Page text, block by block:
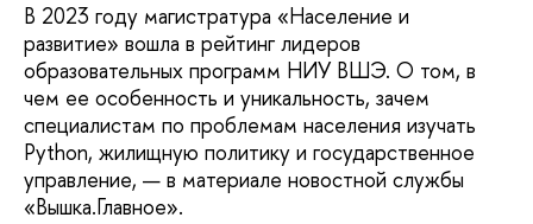
В 2023 году магистратура «Население и
развитие» вошла в рейтинг лидеров
образовательных программ НИУ ВШЭ. О том, в
чем ее особенность и уникальность, зачем
специалистам по проблемам населения изучать
Python, жилищную политику и государственное
управление, — в материале новостной службы
«Вышка.Главное».